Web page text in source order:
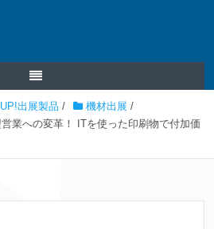
出展製品 / 機材出展 /
営業への変革！ ITを使った印刷物で付加価